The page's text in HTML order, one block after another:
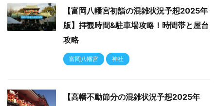
【富岡八幡宮初詣の混雑状況予想2025年
版】拝観時間&駐車場攻略！時間帯と屋台
攻略
富岡八幡宮 神社
【高幡不動節分の混雑状況予想2025年